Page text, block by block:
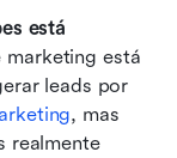
está
marketing está
leads por
, mas
realmente